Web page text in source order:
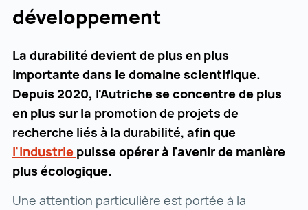
développement
La durabilité devient de plus en plus
importante dans le domaine scientifique.
Depuis 2020, l'Autriche se concentre de plus
en plus sur la promotion de projets de
recherche liés à la durabilité, afin que
l'industrie l'industrie ()
puisse opérer à l'avenir de manière
plus écologique.
Une attention particulière est portée à la